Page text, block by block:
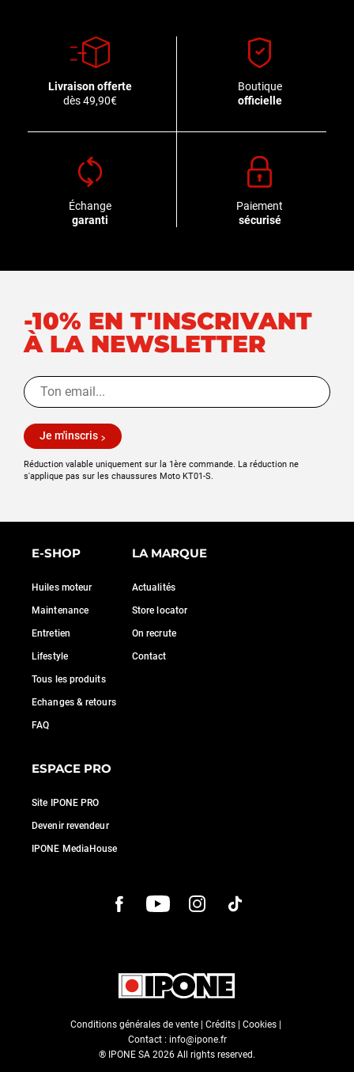
Livraison offerte
dès 49,90€
Boutique
officielle
Échange
garanti
Paiement
sécurisé
-10% EN T'INSCRIVANT
À LA NEWSLETTER
Je m'inscris
Réduction valable uniquement sur la 1ère commande. La réduction ne
s'applique pas sur les chaussures Moto KT01-S.
E-SHOP
Huiles moteur
Maintenance
Entretien
Lifestyle
Tous les produits
Echanges & retours
FAQ
LA MARQUE
Actualités
Store locator
On recrute
Contact
ESPACE PRO
Site IPONE PRO
Devenir revendeur
IPONE MediaHouse
Conditions générales de vente Crédits Cookies
Contact : info@ipone.fr
® IPONE SA 2026 All rights reserved.